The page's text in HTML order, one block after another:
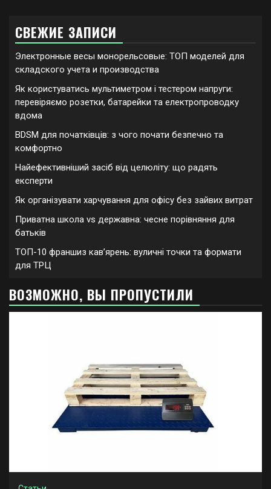
СВЕЖИЕ ЗАПИСИ
Электронные весы монорельсовые: ТОП моделей для
складского учета и производства
Як користуватись мультиметром і тестером напруги:
перевіряємо розетки, батарейки та електропроводку
вдома
BDSM для початківців: з чого почати безпечно та
комфортно
Найефективніший засіб від целюліту: що радять
експерти
Як організувати харчування для офісу без зайвих витрат
Приватна школа vs державна: чесне порівняння для
батьків
ТОП-10 франшиз кавʼярень: вуличні точки та формати
для ТРЦ
ВОЗМОЖНО, ВЫ ПРОПУСТИЛИ